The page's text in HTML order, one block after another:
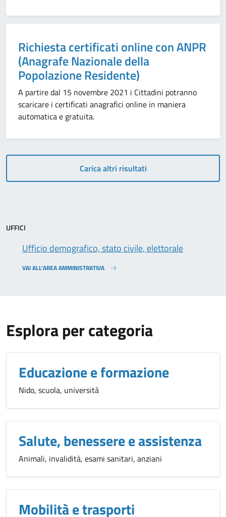
Categoria:
Richiesta certificati online con ANPR
(Anagrafe Nazionale della
Popolazione Residente)
A partire dal 15 novembre 2021 i Cittadini potranno
scaricare i certificati anagrafici online in maniera
automatica e gratuita.
Carica altri risultati
UFFICI
Ufficio demografico, stato civile, elettorale
VAI ALL’AREA AMMINISTRATIVA
Esplora per categoria
Educazione e formazione
Nido, scuola, università
Salute, benessere e assistenza
Animali, invalidità, esami sanitari, anziani
Mobilità e trasporti